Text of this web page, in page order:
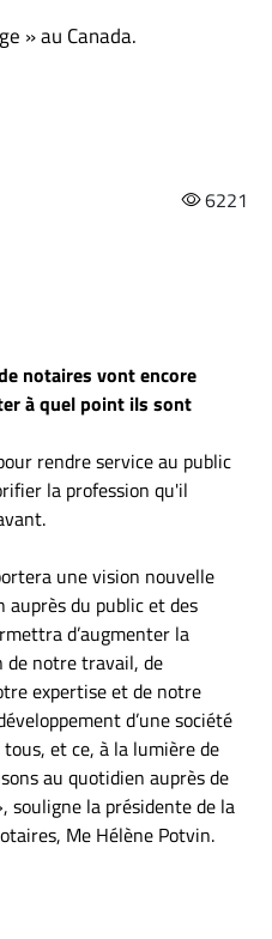
» au Canada.
6221
notaires vont encore
à quel point ils sont
rendre service au public
la profession qu'il
une vision nouvelle
auprès du public et des
d’augmenter la
de notre travail, de
expertise et de notre
d’une société
et ce, à la lumière de
au quotidien auprès de
souligne la présidente de la
Me Hélène Potvin.